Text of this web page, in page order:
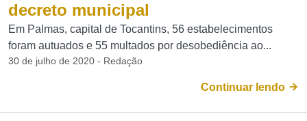
decreto municipal
Em Palmas, capital de Tocantins, 56 estabelecimentos
foram autuados e 55 multados por desobediência ao...
30 de julho de 2020 - Redação
Continuar lendo